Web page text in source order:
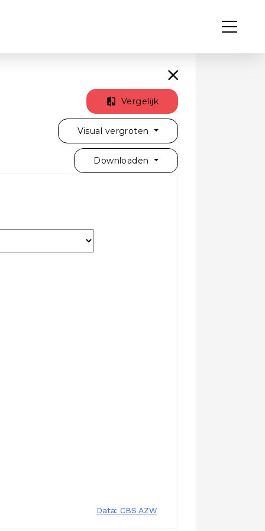
Vergelijk
Visual vergroten
Downloaden